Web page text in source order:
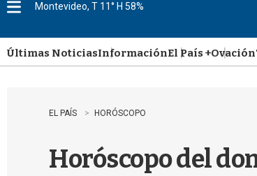
u
Montevideo, T 11° H 58%
Últimas NoticiasInformaciónEl País +Ovación
EL PAÍS HORÓSCOPO
Horóscopo del